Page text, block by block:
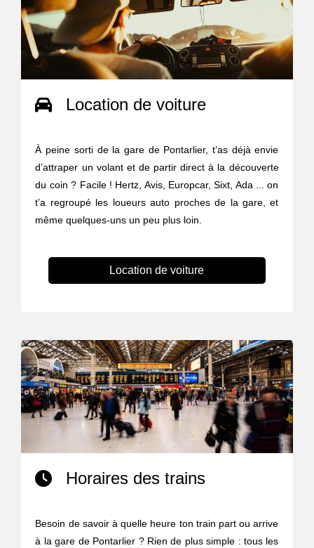
Location de voiture
À peine sorti de la gare de Pontarlier, t’as déjà envie
d’attraper un volant et de partir direct à la découverte
du coin ? Facile ! Hertz, Avis, Europcar, Sixt, Ada ... on
t’a regroupé les loueurs auto proches de la gare, et
même quelques-uns un peu plus loin.
Location de voiture
Horaires des trains
Besoin de savoir à quelle heure ton train part ou arrive
à la gare de Pontarlier ? Rien de plus simple : tous les